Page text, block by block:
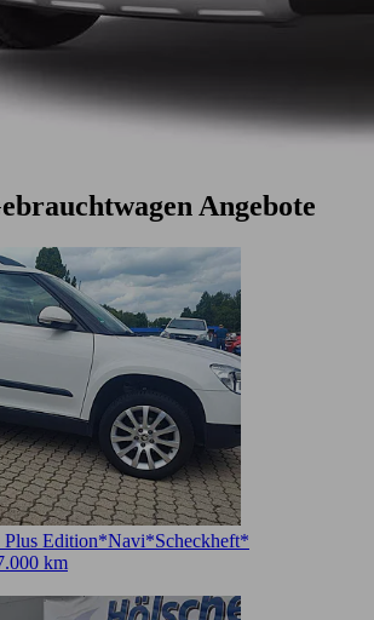
Angebote
Plus Edition*Navi*Scheckheft*
km